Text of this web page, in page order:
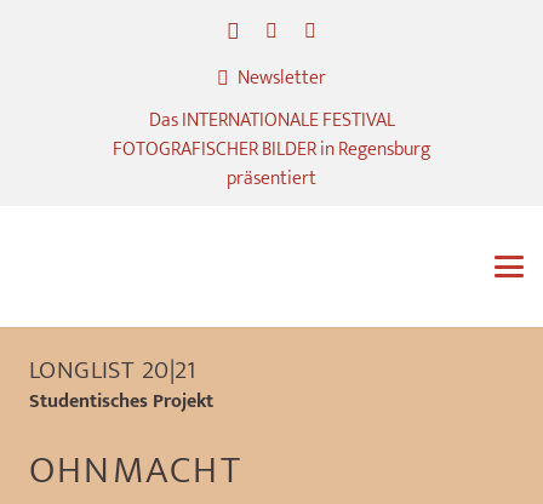
Newsletter
Das INTERNATIONALE FESTIVAL
FOTOGRAFISCHER BILDER in Regensburg
präsentiert
LONGLIST 20|21
Studentisches Projekt
OHNMACHT